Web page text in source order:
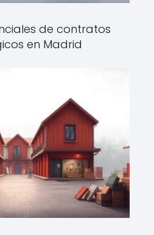
de contratos
en Madrid